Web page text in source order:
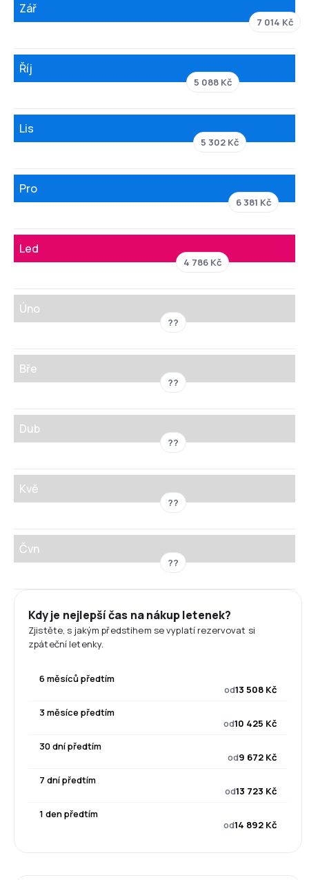
Zář
7 014 Kč
Říj
5 088 Kč
Lis
5 302 Kč
Pro
6 381 Kč
Led
4 786 Kč
Úno
??
Bře
??
Dub
??
Kvě
??
Čvn
??
Kdy je nejlepší čas na nákup letenek?
Zjistěte, s jakým předstihem se vyplatí rezervovat si
zpáteční letenky.
6 měsíců předtím
od13 508 Kč
3 měsíce předtím
od10 425 Kč
30 dní předtím
od9 672 Kč
7 dní předtím
od13 723 Kč
1 den předtím
od14 892 Kč